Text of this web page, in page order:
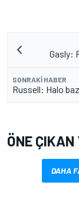
Gasly:
SONRAKI HABER
Russell: Halo
ÖNE
DAHA